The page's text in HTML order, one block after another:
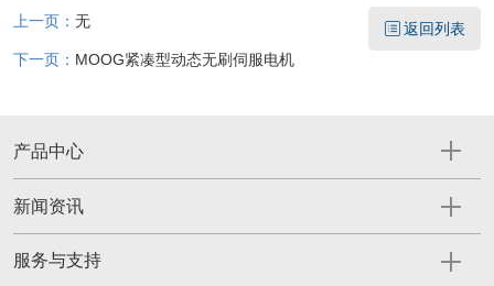
上一页： 无
下一页： MOOG紧凑型动态无刷伺服电机
返回列表
产品中心
新闻资讯
服务与支持